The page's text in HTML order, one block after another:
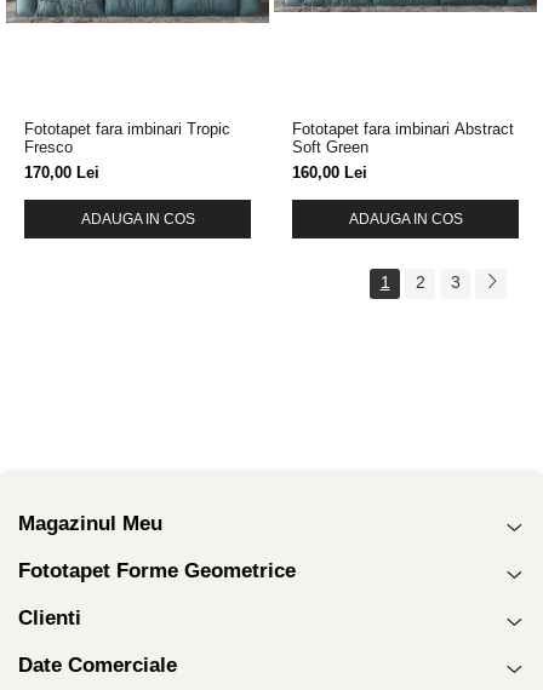
Fototapet fara imbinari Tropic
Fresco
170,00 Lei
ADAUGA IN COS
Fototapet fara imbinari Abstract
Soft Green
160,00 Lei
ADAUGA IN COS
1 2 3
Magazinul Meu
Fototapet Forme Geometrice
Clienti
Date Comerciale